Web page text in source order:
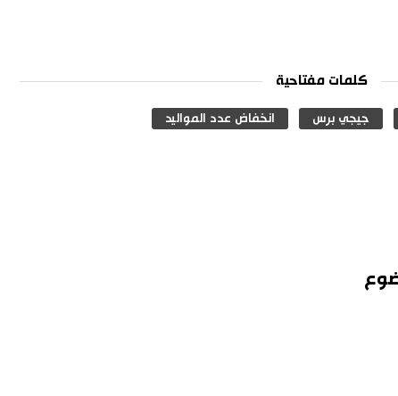
كلمات مفتاحية
جيجي برس انخفاض عدد المواليد